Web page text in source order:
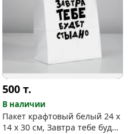
500т.
В наличии
Пакет крафтовый белый 24 х
14 х 30 см, Завтра тебе будет